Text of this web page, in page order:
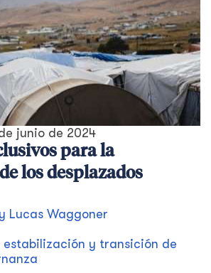
junio de 2024
para la
los desplazados
Lucas Waggoner
estabilización y transición de